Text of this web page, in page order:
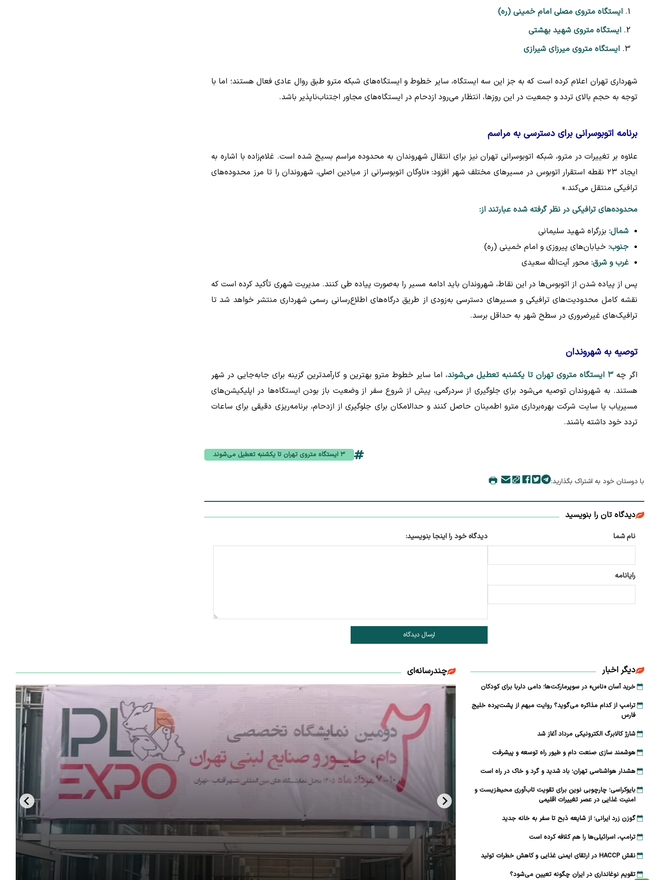
ایستگاه متروی مصلی امام خمینی (ره)
ایستگاه متروی شهید بهشتی
ایستگاه متروی میرزای شیرازی
شهرداری تهران اعلام کرده است که به جز این سه ایستگاه، سایر خطوط و ایستگاه‌های شبکه مترو طبق روال عادی فعال هستند؛ اما با
توجه به حجم بالای تردد و جمعیت در این روزها، انتظار می‌رود ازدحام در ایستگاه‌های مجاور اجتناب‌ناپذیر باشد.
برنامه اتوبوسرانی برای دسترسی به مراسم
علاوه بر تغییرات در مترو، شبکه اتوبوسرانی تهران نیز برای انتقال شهروندان به محدوده مراسم بسیج شده است. غلام‌زاده با اشاره به
ایجاد ۲۳ نقطه استقرار اتوبوس در مسیرهای مختلف شهر افزود: «ناوگان اتوبوسرانی از میادین اصلی، شهروندان را تا مرز محدوده‌های
ترافیکی منتقل می‌کند.»
محدوده‌های ترافیکی در نظر گرفته شده عبارتند از:
شمال: بزرگراه شهید سلیمانی
جنوب: خیابان‌های پیروزی و امام خمینی (ره)
غرب و شرق: محور آیت‌الله سعیدی
پس از پیاده شدن از اتوبوس‌ها در این نقاط، شهروندان باید ادامه مسیر را به‌صورت پیاده طی کنند. مدیریت شهری تأکید کرده است که
نقشه کامل محدودیت‌های ترافیکی و مسیرهای دسترسی به‌زودی از طریق درگاه‌های اطلاع‌رسانی رسمی شهرداری منتشر خواهد شد تا
ترافیک‌های غیرضروری در سطح شهر به حداقل برسد.
توصیه به شهروندان
اگر چه ۳ ایستگاه متروی تهران تا یکشنبه تعطیل می‌شوند
، اما سایر خطوط مترو بهترین و کارآمدترین گزینه برای جابه‌جایی در شهر
هستند. به شهروندان توصیه می‌شود برای جلوگیری از سردرگمی، پیش از شروع سفر از وضعیت باز بودن ایستگاه‌ها در اپلیکیشن‌های
مسیریاب یا سایت شرکت بهره‌برداری مترو اطمینان حاصل کنند و حدالامکان برای جلوگیری از ازدحام، برنامه‌ریزی دقیقی برای ساعات
تردد خود داشته باشند.
۳ ایستگاه متروی تهران تا یکشنبه تعطیل می‌شوند
با دوستان خود به اشتراک بگذارید:
دیدگاه تان را بنویسید
نام شما
رایانامه
دیدگاه خود را اینجا بنویسید:
ارسال دیدگاه
دیگر اخبار
خرید آسان «ناس» در سوپرمارکت‌ها؛ دامی دلربا برای کودکان
ترامپ از کدام مذاکره می‌گوید؟ روایت مبهم از پشت‌پرده خلیج
فارس
شارژ کالابرگ الکترونیکی مرداد آغاز شد
هوشمند سازی صنعت دام و طیور راه توسعه و پیشرفت
هشدار هواشناسی تهران؛ باد شدید و گرد و خاک در راه است
بایوکراسی؛ چارچوبی نوین برای تقویت تاب‌آوری محیط‌زیست و
امنیت غذایی در عصر تغییرات اقلیمی
گوزن زرد ایرانی؛ از شایعه ذبح تا سفر به خانه جدید
ترامپ، اسرائیلی‌ها را هم کلافه کرده است
نقش HACCP در ارتقای ایمنی غذایی و کاهش خطرات تولید
تقویم نوغانداری در ایران چگونه تعیین می‌شود؟
چندرسانه‌ای